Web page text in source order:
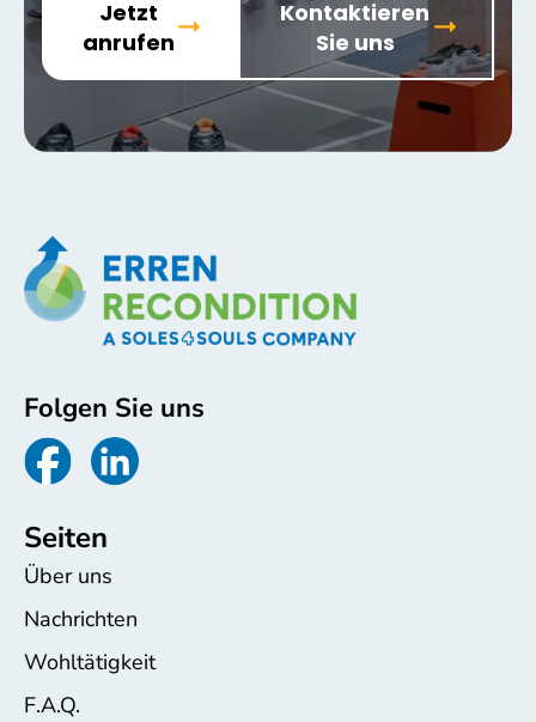
Jetzt
anrufen
Kontaktieren
Sie uns
Folgen Sie uns
Seiten
Über uns
Nachrichten
Wohltätigkeit
F.A.Q.